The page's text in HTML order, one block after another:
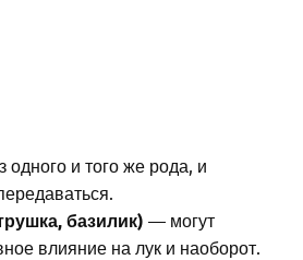
одного и того же рода, и
базилик) — могут
влияние на лук и наоборот.